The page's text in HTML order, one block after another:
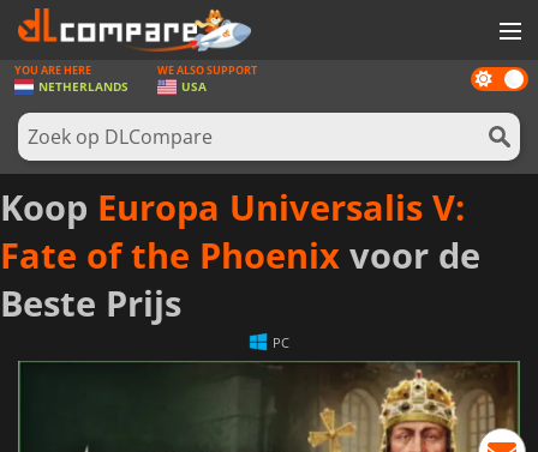
SPELLEN
GAME CARDS
SOFTWARE
REWARDS
NIEUWS
LOG IN OF REGISTREER
Dark
mode
YOU ARE HERE
NETHERLANDS
WE ALSO SUPPORT
USA
Koop Europa Universalis V:
Fate of the Phoenix voor de
Beste Prijs
PC